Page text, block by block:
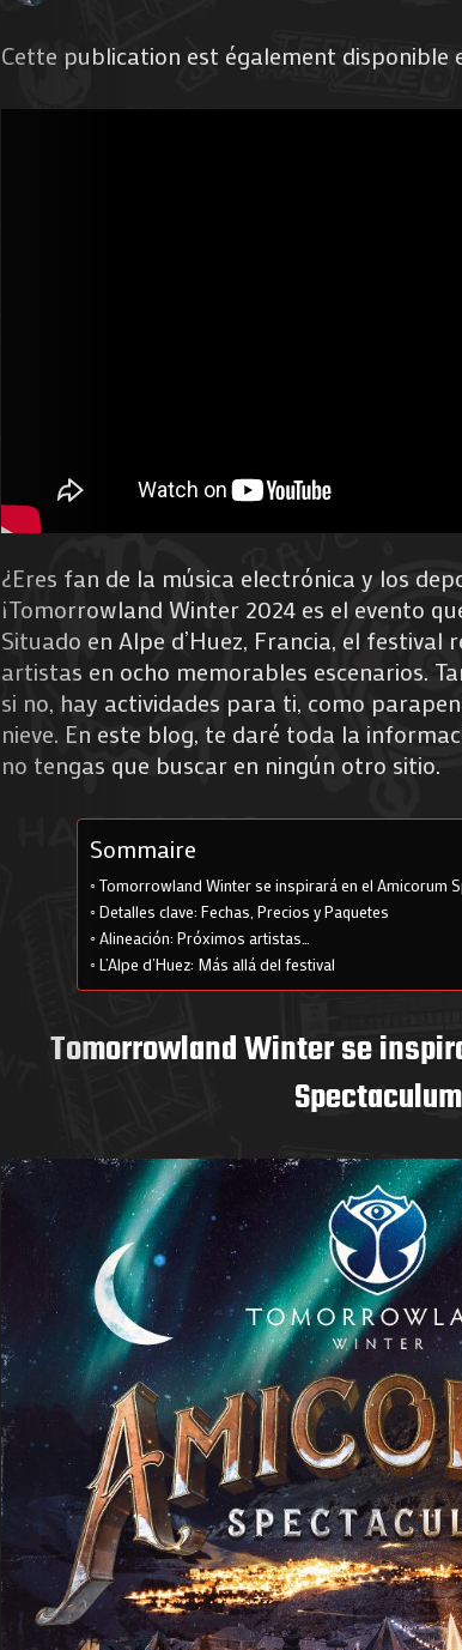
Agenda
Galerie
Photos
Cette publication est également disponible
¿Eres fan de la música electrónica y los
¡Tomorrowland Winter 2024 es el evento
Situado en Alpe d’Huez, Francia, el festival
artistas en ocho memorables escenarios.
si no, hay actividades para ti, como
nieve. En este blog, te daré toda la
no tengas que buscar en ningún otro sitio.
Sommaire
Tomorrowland Winter se inspirará en el Amicorum
Detalles clave: Fechas, Precios y Paquetes
Alineación: Próximos artistas…
L’Alpe d’Huez: Más allá del festival
Tomorrowland Winter se
Spectaculum